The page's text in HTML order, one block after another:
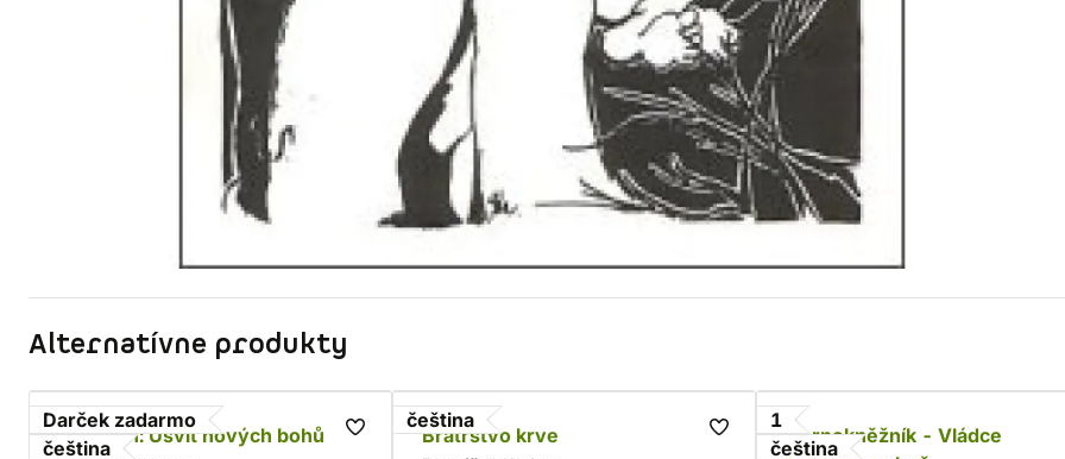
Alternatívne produkty
Darček zadarmo
čeština
Asterion: Úsvit nových bohů
čeština
Bratrstvo krve
1
čeština
Černokněžník - Vládce